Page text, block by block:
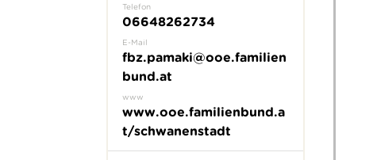
Telefon
06648262734
E-Mail
fbz.pamaki@ooe.familien
bund.at
www
www.ooe.familienbund.a
t/schwanenstadt